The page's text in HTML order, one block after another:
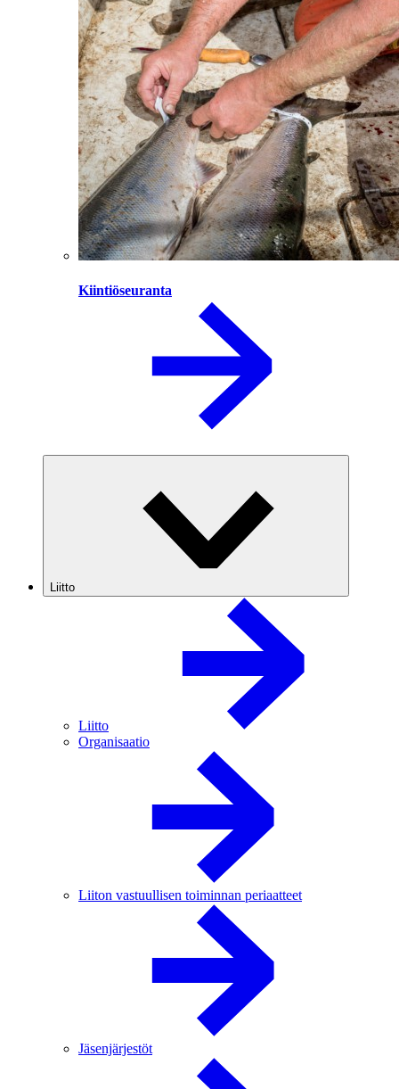
Kiintiöseuranta
Liitto
Liitto
Organisaatio
Liiton vastuullisen toiminnan periaatteet
Jäsenjärjestöt